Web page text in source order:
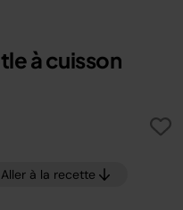
à cuisson
Aller à la recette